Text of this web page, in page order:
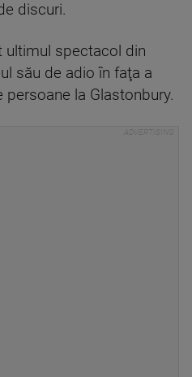
discuri.
ultimul spectacol din
său de adio în faţa a
la Glastonbury.